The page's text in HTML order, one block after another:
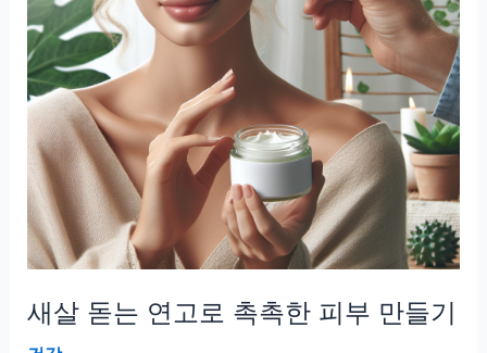
인
사
용
법
과
팁
새살 돋는 연고로 촉촉한 피부 만들기